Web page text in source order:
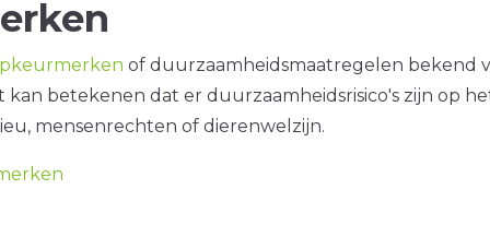
of duurzaamheidsmaatregelen bekend
kan betekenen dat er duurzaamheidsrisico's zijn op
mensenrechten of dierenwelzijn.